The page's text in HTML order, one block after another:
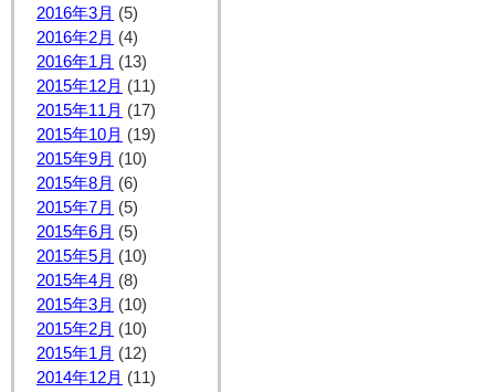
2016年3月 (5)
2016年2月 (4)
2016年1月 (13)
2015年12月 (11)
2015年11月 (17)
2015年10月 (19)
2015年9月 (10)
2015年8月 (6)
2015年7月 (5)
2015年6月 (5)
2015年5月 (10)
2015年4月 (8)
2015年3月 (10)
2015年2月 (10)
2015年1月 (12)
2014年12月 (11)